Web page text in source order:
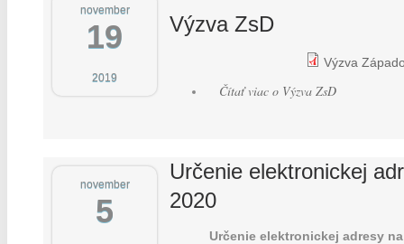
november
19
2019
Výzva ZsD
Výzva
Čítať viac o Výzva ZsD
november
5
Určenie elektronickej
2020
Určenie elektronickej adresy